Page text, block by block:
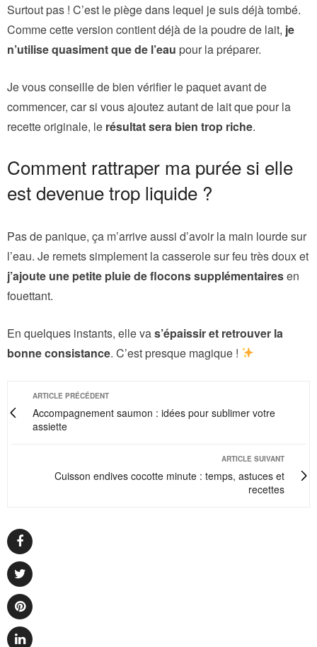
Surtout pas ! C’est le piège dans lequel je suis déjà tombé.
Comme cette version contient déjà de la poudre de lait, je
n’utilise quasiment que de l’eau pour la préparer.
Je vous conseille de bien vérifier le paquet avant de
commencer, car si vous ajoutez autant de lait que pour la
recette originale, le résultat sera bien trop riche.
Comment rattraper ma purée si elle
est devenue trop liquide ?
Pas de panique, ça m’arrive aussi d’avoir la main lourde sur
l’eau. Je remets simplement la casserole sur feu très doux et
j’ajoute une petite pluie de flocons supplémentairesen
fouettant.
En quelques instants, elle vas’épaissir et retrouver la
bonne consistance. C’est presque magique !
ARTICLE PRÉCÉDENT
Accompagnement saumon : idées pour sublimer votre
assiette
ARTICLE SUIVANT
Cuisson endives cocotte minute : temps, astuces et
recettes